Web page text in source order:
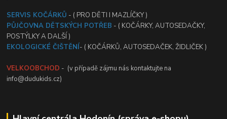
SERVIS KOČÁRKŮ - ( PRO DĚTI I MAZLÍČKY )
PŮJČOVNA DĚTSKÝCH POTŘEB - ( KOČÁRKY, AUTOSEDAČKY,
POSTÝLKY A DALŠÍ )
EKOLOGICKÉ ČIŠTĚNÍ- ( KOČÁRKŮ, AUTOSEDAČEK, ŽIDLIČEK )
VELKOOBCHOD - (v případě zájmu nás kontaktujte na
info@dudukids.cz)